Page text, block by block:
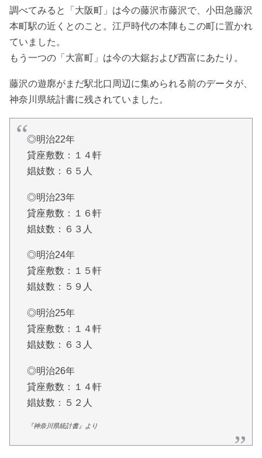
調べてみると「大阪町」は今の藤沢市藤沢で、小田急藤沢
本町駅の近くとのこと。江戸時代の本陣もこの町に置かれ
ていました。
もう一つの「大富町」は今の大鋸および西富にあたり。
藤沢の遊廓がまだ駅北口周辺に集められる前のデータが、
神奈川県統計書に残されていました。
◎明治22年
貸座敷数：１４軒
娼妓数：６５人
◎明治23年
貸座敷数：１６軒
娼妓数：６３人
◎明治24年
貸座敷数：１５軒
娼妓数：５９人
◎明治25年
貸座敷数：１４軒
娼妓数：６３人
◎明治26年
貸座敷数：１４軒
娼妓数：５２人
『神奈川県統計書』より